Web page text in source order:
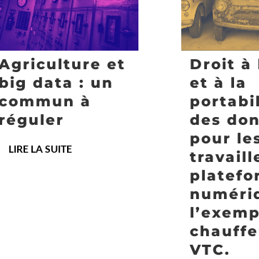
et
data : un
à
LIRE LA SUITE
Droit à
et à la
des
pour
VTC.